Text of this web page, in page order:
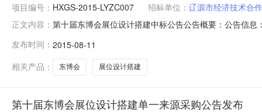
项目编号： HXGS-2015-LYZC007 招标单位： 辽源市经济技术合
正文内容： 第十届东博会展位设计搭建中标公告公告概要：公告信
式：项目联系人吴昊项目联系电话15943715800采购人
址
发布时间： 2015-08-11
相关产品：
东博会 展位设计搭建
第十届东博会展位设计搭建单一来源采购公告发布